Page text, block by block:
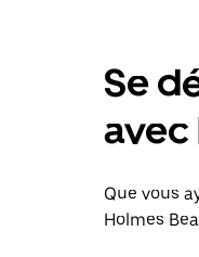
Se
avec
Que vous
Holmes